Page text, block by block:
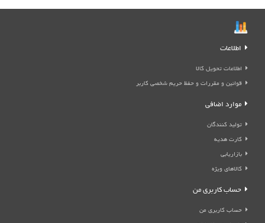
اطلاعات
اطلاعات تحویل کالا
قوانین و مقررات و حفظ حریم شخصی کاربر
موارد اضافی
تولید کنندگان
کارت هدیه
بازاریابی
کالاهای ویژه
حساب کاربری من
حساب کاربری من